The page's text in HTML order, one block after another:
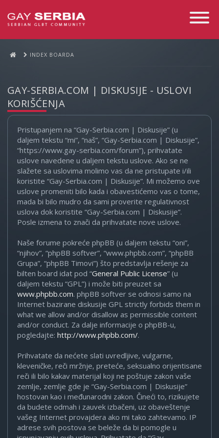
Toggle
INDEX BOARDA
GAY-SERBIA.COM | DISKUSIJE - USLOVI
KORIŠĆENJA
Pristupanjem na “Gay-Serbia.com | Diskusije” (u
daljem tekstu “mi”, “naš”, “Gay-Serbia.com | Diskusije”,
“https://www.gay-serbia.com/forum”), prihvatate
uslove navedene u daljem tekstu uslove. Ako se ne
slažete sa uslovima molimo vas da ne pristupate i/ili
koristite “Gay-Serbia.com | Diskusije”. Mi možemo ove
uslove promeniti bilo kada i obavestićemo vas o tome,
mada bi bilo mudro da sami proverite regulativnost
uslova dok koristite “Gay-Serbia.com | Diskusije”.
Posle izmena to znači da prihvatate nove uslove.
Naše forume pokreće phpBB (u daljem tekstu “oni”,
“njihov”, “phpBB softver”, “www.phpbb.com”, “phpBB
Grupa”, “phpBB Timovi”) što predstavlja rešenje za
bilten board idat pod “General Public License” (u
daljem tekstu “GPL”) i može biti preuzet sa
www.phpbb.com. phpBB softver se odnosi samo na
Internet bazirane diskusije GPL strictly forbids them in
what we allow and/or disallow as permissible content
and/or conduct. Za dalje informacije o phpBB-u,
pogledajte: http://www.phpbb.com/.
Prihvatate da nećete slati uvredljive, vulgarne,
kleveničke, reči mržnje, preteće, seksualno orijentisane
reči ili bilo kakav materijal koji ne poštuje zakon vaše
zemlje, zemlje gde je “Gay-Serbia.com | Diskusije”
hostovan kao i međunarodni zakon. Čineći to, rizikujete
da budete odmah i zauvek izbačeni, uz obaveštenje
vašeg Internet provajdera ako mi tako zahtevamo. IP
adrese svih postova se beleže da bi pomogle u